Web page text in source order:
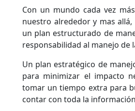
Con un mundo cada vez
nuestro alrededor y mas
un plan estructurado de
responsabilidad al manejo de
Un plan estratégico de
para minimizar el impacto
tomar un tiempo extra para
contar con toda la